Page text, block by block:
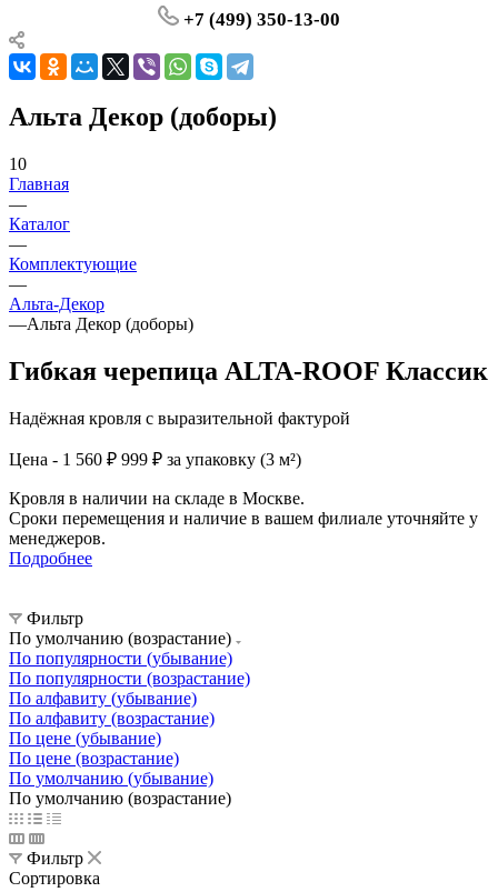
+7 (499) 350-13-00
Альта Декор (доборы)
10
Главная
—
Каталог
—
Комплектующие
—
Альта-Декор
—Альта Декор (доборы)
Гибкая черепица ALTA-ROOF Классик
Надёжная кровля с выразительной фактурой
Цена - 1 560 ₽ 999 ₽ за упаковку (3 м²)
Кровля в наличии на складе в Москве.
Сроки перемещения и наличие в вашем филиале уточняйте у
менеджеров.
Подробнее
Фильтр
По умолчанию (возрастание)
По популярности (убывание)
По популярности (возрастание)
По алфавиту (убывание)
По алфавиту (возрастание)
По цене (убывание)
По цене (возрастание)
По умолчанию (убывание)
По умолчанию (возрастание)
Фильтр
Сортировка